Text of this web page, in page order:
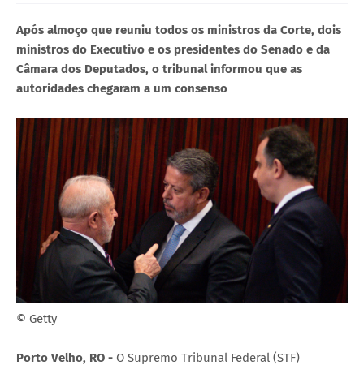
Após almoço que reuniu todos os ministros da Corte, dois
ministros do Executivo e os presidentes do Senado e da
Câmara dos Deputados, o tribunal informou que as
autoridades chegaram a um consenso
© Getty
Porto Velho, RO - O Supremo Tribunal Federal (STF)